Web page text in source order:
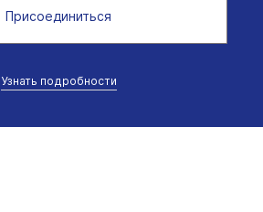
Присоединиться
Узнать подробности